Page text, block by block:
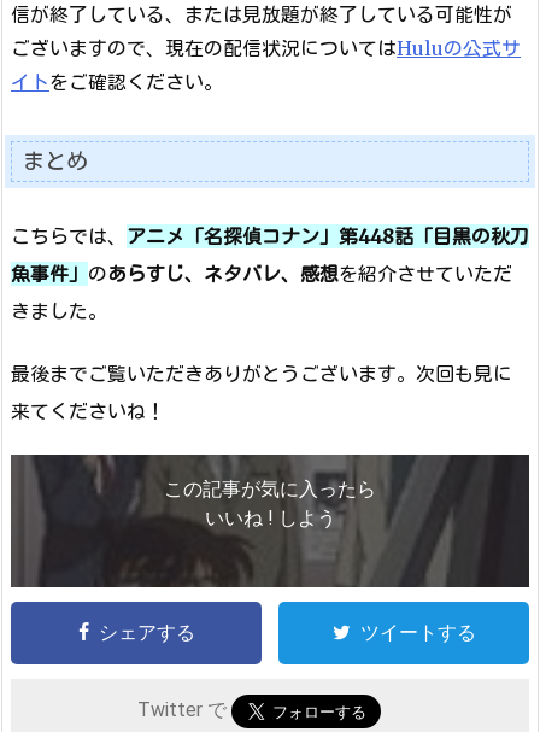
信が終了している、または見放題が終了している可能性が
ございますので、現在の配信状況についてはHuluの公式サ
イトをご確認ください。
まとめ
こちらでは、 アニメ「名探偵コナン」第448話「目黒の秋刀
魚事件」 のあらすじ、ネタバレ、感想を紹介させていただ
きました。
最後までご覧いただきありがとうございます。次回も見に
来てくださいね！
この記事が気に入ったら
いいね ! しよう
シェアする ツイートする
Twitter で